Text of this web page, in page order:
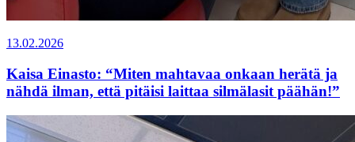
13.02.2026
Kaisa Einasto: “Miten mahtavaa onkaan herätä ja
nähdä ilman, että pitäisi laittaa silmälasit päähän!”